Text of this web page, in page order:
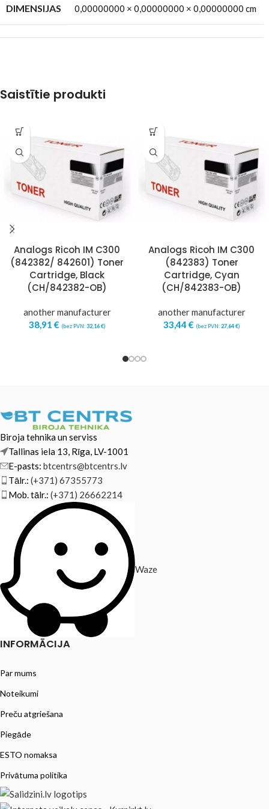
DIMENSIJAS 0,00000000 × 0,00000000 × 0,00000000 cm
Saistītie produkti
Analogs Ricoh IM C300
(842382/ 842601) Toner
Cartridge, Black
(CH/842382-OB)
another manufacturer
38,91 € (bez PVN:32,16€)
Analogs Ricoh IM C300
(842383) Toner
Cartridge, Cyan
(CH/842383-OB)
another manufacturer
33,44 € (bez PVN:27,64€)
Biroja tehnika un serviss
Tallinas iela 13, Rīga, LV-1001
E-pasts: btcentrs@btcentrs.lv
Tālr.: (+371) 67355773
Mob. tālr.: (+371) 26662214
Waze
INFORMĀCIJA
Par mums
Noteikumi
Preču atgriešana
Piegāde
ESTO nomaksa
Privātuma politika